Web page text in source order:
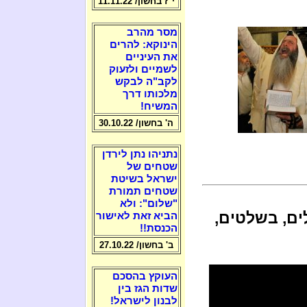
בשלטים,
מסר מהרב
הינוקא: להרים
את העיניים
לשמיים ולזעוק
לקב"ה לבקש
מלכותו דרך
המשיח!
ה' בחשון/ 30.10.22
נתניהו נתן לירדן
שטחים של
ישראל בשיטת
שטחים תמורת
"שלום": ולא
הביא זאת לאישור
הכנסת!!
ב' בחשון/ 27.10.22
העוקץ בהסכם
שדות הגז בין
לבנון לישראל!